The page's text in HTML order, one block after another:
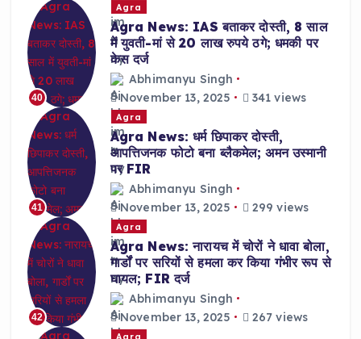
40
Agra
Agra News: IAS बताकर दोस्ती, 8 साल
में युवती-मां से 20 लाख रुपये ठगे; धमकी पर
केस दर्ज
Abhimanyu Singh
November 13, 2025
341 views
41
Agra
Agra News: धर्म छिपाकर दोस्ती,
आपत्तिजनक फोटो बना ब्लैकमेल; अमन उस्मानी
पर FIR
Abhimanyu Singh
November 13, 2025
299 views
42
Agra
Agra News: नारायच में चोरों ने धावा बोला,
गार्डों पर सरियों से हमला कर किया गंभीर रूप से
घायल; FIR दर्ज
Abhimanyu Singh
November 13, 2025
267 views
Agra